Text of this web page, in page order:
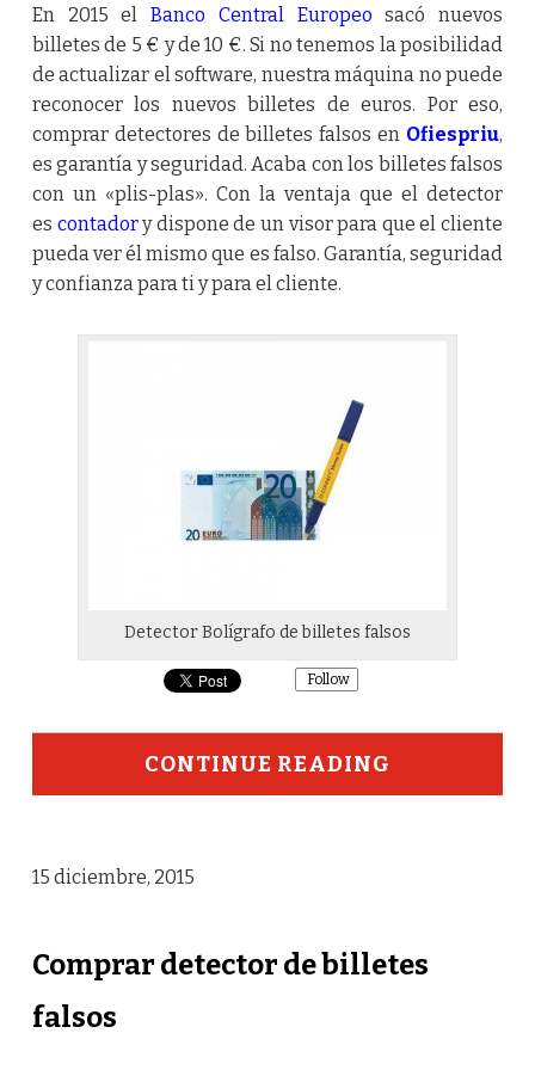
En 2015 elBanco Central Europeosacó nuevos
billetes de 5 € y de 10 €. Si no tenemos la posibilidad
de actualizar el software, nuestra máquina no puede
reconocer los nuevos billetes de euros. Por eso,
comprar detectores de billetes falsos en Ofiespriu,
es garantía y seguridad. Acaba con los billetes falsos
con un «plis-plas». Con la ventaja que el detector
es contadory dispone de un visor para que el cliente
pueda ver él mismo que es falso. Garantía, seguridad
y confianza para ti y para el cliente.
Detector Bolígrafo de billetes falsos
Follow
CONTINUE READING
15 diciembre, 2015
Comprar detector de billetes
falsos